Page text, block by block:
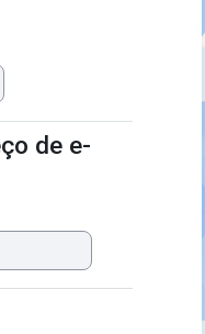
de e-mail
de e-